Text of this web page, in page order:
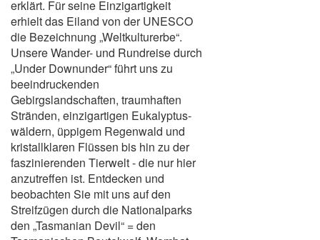
erklärt. Für seine Einzigartigkeit
erhielt das Eiland von der UNESCO
die Bezeichnung „Weltkulturerbe“.
Unsere Wander- und Rundreise durch
„Under Downunder“ führt uns zu
beeindruckenden
Gebirgslandschaften, traumhaften
Stränden, einzigartigen Eukalyptus-
wäldern, üppigem Regenwald und
kristallklaren Flüssen bis hin zu der
faszinierenden Tierwelt - die nur hier
anzutreffen ist. Entdecken und
beobachten Sie mit uns auf den
Streifzügen durch die Nationalparks
den „Tasmanian Devil“ = den